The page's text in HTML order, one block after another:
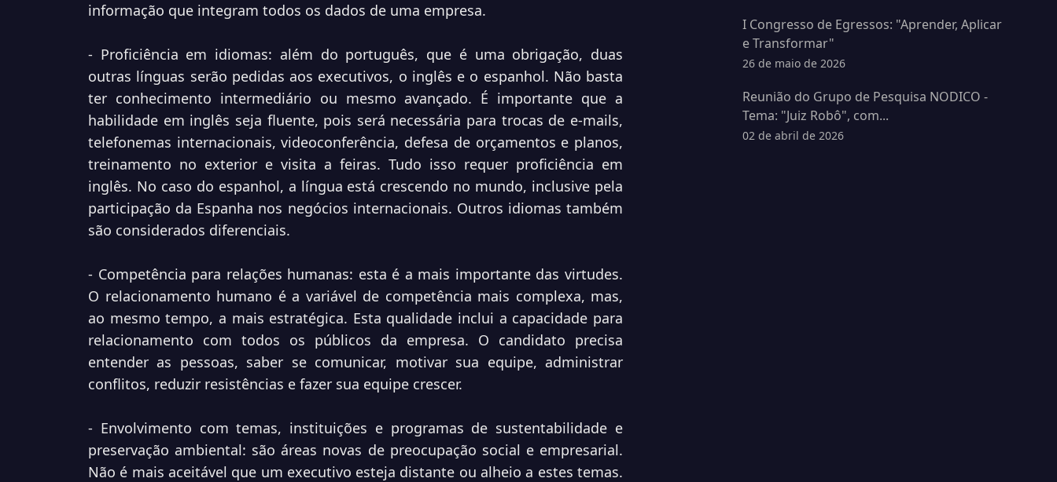
informação que integram todos os dados de uma empresa.
- Proficiência em idiomas: além do português, que é uma obrigação, duas
outras línguas serão pedidas aos executivos, o inglês e o espanhol. Não basta
ter conhecimento intermediário ou mesmo avançado. É importante que a
habilidade em inglês seja fluente, pois será necessária para trocas de e-mails,
telefonemas internacionais, videoconferência, defesa de orçamentos e planos,
treinamento no exterior e visita a feiras. Tudo isso requer proficiência em
inglês. No caso do espanhol, a língua está crescendo no mundo, inclusive pela
participação da Espanha nos negócios internacionais. Outros idiomas também
são considerados diferenciais.
- Competência para relações humanas: esta é a mais importante das virtudes.
O relacionamento humano é a variável de competência mais complexa, mas,
ao mesmo tempo, a mais estratégica. Esta qualidade inclui a capacidade para
relacionamento com todos os públicos da empresa. O candidato precisa
entender as pessoas, saber se comunicar, motivar sua equipe, administrar
conflitos, reduzir resistências e fazer sua equipe crescer.
- Envolvimento com temas, instituições e programas de sustentabilidade e
preservação ambiental: são áreas novas de preocupação social e empresarial.
Não é mais aceitável que um executivo esteja distante ou alheio a estes temas.
I Congresso de Egressos: "Aprender, Aplicar
e Transformar"
26 de maio de 2026
Reunião do Grupo de Pesquisa NODICO -
Tema: "Juiz Robô", com...
02 de abril de 2026